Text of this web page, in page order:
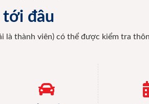
tới đâu
là thành viên) có thể được kiểm tra